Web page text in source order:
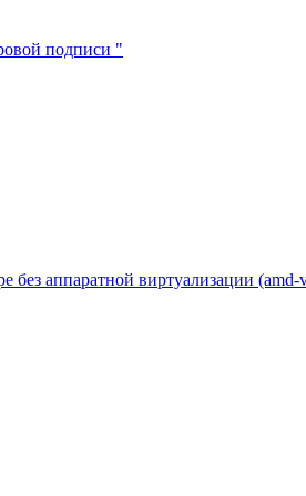
подписи "
без аппаратной виртуализации (amd-